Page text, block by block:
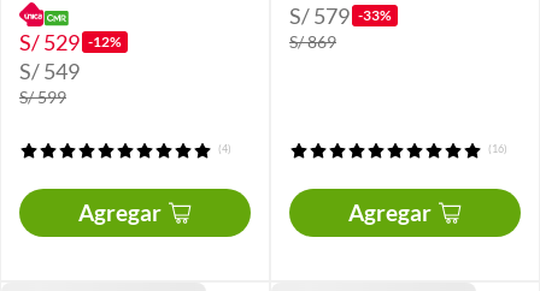
S/ 529 -12%
S/ 549
S/ 599
(4)
Agregar
S/ 579 -33%
S/ 869
(16)
Agregar